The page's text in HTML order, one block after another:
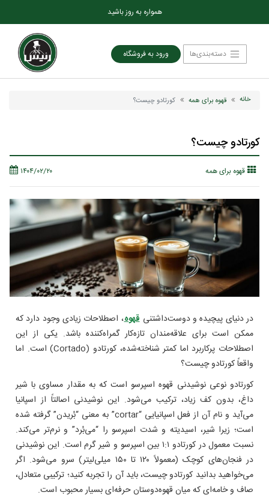
همواره به روز باشید
دسته‌بندی‌ها ورود به فروشگاه
خانه قهوه برای همه کورتادو چیست؟
کورتادو چیست؟
قهوه برای همه ۱۴۰۴/۰۲/۲۰
در دنیای پیچیده و دوست‌داشتنی قهوه، اصطلاحات زیادی وجود دارد که
ممکن است برای علاقه‌مندان تازه‌کار گمراه‌کننده باشد. یکی از این
اصطلاحات پرکاربرد اما کمتر شناخته‌شده، کورتادو (Cortado) است. اما
واقعاً کورتادو چیست؟
کورتادو نوعی نوشیدنی قهوه اسپرسو است که به مقدار مساوی با شیر
داغ، بدون کف زیاد، ترکیب می‌شود. این نوشیدنی اصالتاً از اسپانیا
می‌آید و نام آن از فعل اسپانیایی “cortar” به معنی “بُریدن” گرفته شده
است؛ زیرا شیر، اسیدیته و شدت اسپرسو را “می‌بُرد” و نرم‌تر می‌کند.
نسبت معمول در کورتادو ۱:۱ بین اسپرسو و شیر گرم است. این نوشیدنی
در فنجان‌های کوچک (معمولاً ۱۲۰ تا ۱۵۰ میلی‌لیتر) سرو می‌شود. اگر
می‌خواهید بدانید کورتادو چیست، باید آن را تجربه کنید؛ ترکیبی متعادل،
صاف و خامه‌ای که میان قهوه‌دوستان حرفه‌ای بسیار محبوب است.